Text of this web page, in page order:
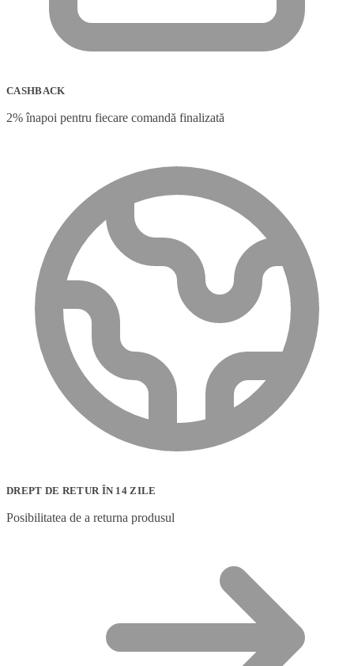
CASHBACK
2% înapoi pentru fiecare comandă finalizată
DREPT DE RETUR ÎN 14 ZILE
Posibilitatea de a returna produsul